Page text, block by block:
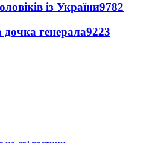
із України9782
генерала9223